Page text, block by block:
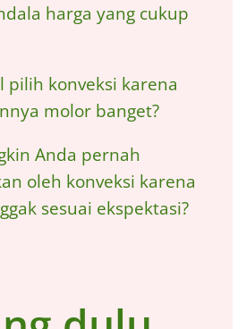
harga yang cukup
pilih konveksi karena
molor banget?
Anda pernah
oleh konveksi karena
sesuai ekspektasi?